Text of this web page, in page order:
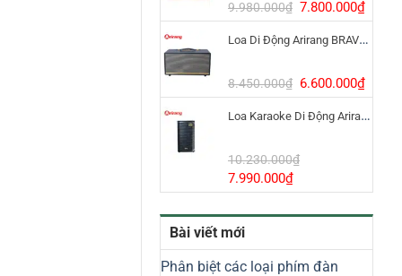
8.800.000₫.
9.980.000₫ Giá
gốc
là:
7.800.000₫Giá
hiện
tại
Loa Di Động Arirang BRAVO 8 800W Có Micro
8.450.000₫ Giá
gốc
là:
6.600.000₫Giá
hiện
tại
Loa Karaoke Di Động Arirang EDGE-X Model I
10.230.000₫
Giá
gốc
là:
10.230.000₫.
7.990.000₫Giá
hiện
tại
7.990.000₫.
Bài viết mới
Phân biệt các loại phím đàn